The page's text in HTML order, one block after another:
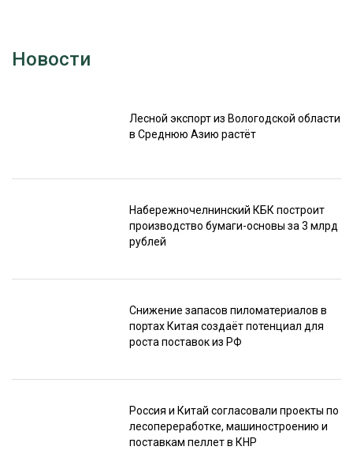
Новости
Лесной экспорт из Вологодской области
в Среднюю Азию растёт
Набережночелнинский КБК построит
производство бумаги-основы за 3 млрд
рублей
Снижение запасов пиломатериалов в
портах Китая создаёт потенциал для
роста поставок из РФ
Россия и Китай согласовали проекты по
лесопереработке, машиностроению и
поставкам пеллет в КНР